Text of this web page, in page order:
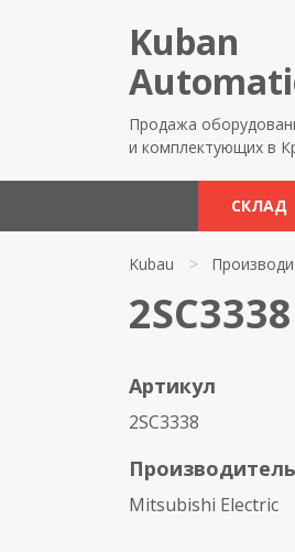
Kuban
Продажа
и комплектующих в
СКЛАД
Kubau >
Артикул
2SC3338
Производитель
Mitsubishi Electric